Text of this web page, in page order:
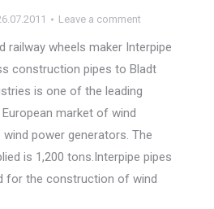
Leave a comment
railway wheels maker Interpipe
construction pipes to Bladt
is one of the leading
market of wind
power generators. The
is 1,200 tons.Interpipe pipes
for the construction of wind